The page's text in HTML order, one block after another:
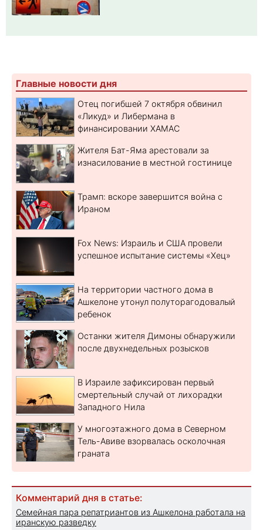
Главные новости дня
Отец погибшей 7 октября обвинил
«Ликуд» и Либермана в
финансировании ХАМАС
Жителя Бат-Яма арестовали за
изнасилование в местной гостинице
Трамп: вскоре завершится война с
Ираном
Fox News: Израиль и США провели
успешное испытание системы «Хец»
На территории частного дома в
Ашкелоне утонул полуторагодовалый
ребенок
Останки жителя Димоны обнаружили
после двухнедельных розысков
В Израиле зафиксирован первый
смертельный случай от лихорадки
Западного Нила
У многоэтажного дома в Северном
Тель-Авиве взорвалась осколочная
граната
Комментарий дня в статье:
Семейная пара репатриантов из Ашкелона работала на
иранскую разведку